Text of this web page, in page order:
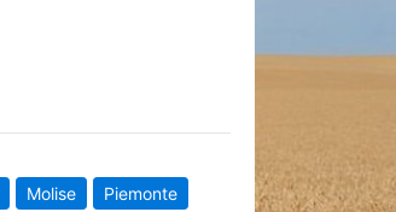
Molise
Piemonte